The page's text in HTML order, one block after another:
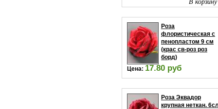
Роза
флористическая с
пенопластом 9 см
(крас св-роз роз
борд)
Цена: 17.80 руб
В
Роза Эквадор
крупная неткан.